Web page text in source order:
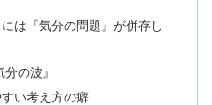
は『気分の問題』が併存し
の波』
すい考え方の癖